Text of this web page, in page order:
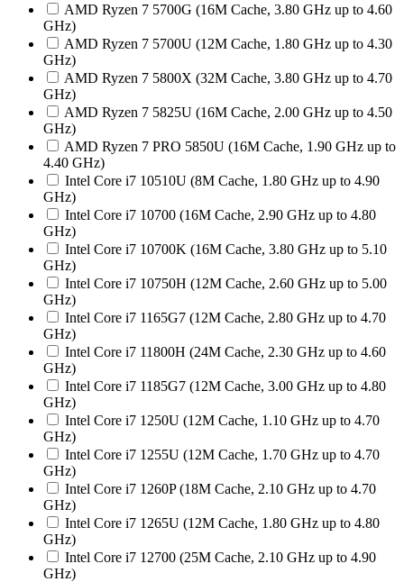
AMD Ryzen 7 5700G (16M Cache, 3.80 GHz up to 4.60
GHz)
AMD Ryzen 7 5700U (12M Cache, 1.80 GHz up to 4.30
GHz)
AMD Ryzen 7 5800X (32M Cache, 3.80 GHz up to 4.70
GHz)
AMD Ryzen 7 5825U (16M Cache, 2.00 GHz up to 4.50
GHz)
AMD Ryzen 7 PRO 5850U (16M Cache, 1.90 GHz up to
4.40 GHz)
Intel Core i7 10510U (8M Cache, 1.80 GHz up to 4.90
GHz)
Intel Core i7 10700 (16M Cache, 2.90 GHz up to 4.80
GHz)
Intel Core i7 10700K (16M Cache, 3.80 GHz up to 5.10
GHz)
Intel Core i7 10750H (12M Cache, 2.60 GHz up to 5.00
GHz)
Intel Core i7 1165G7 (12M Cache, 2.80 GHz up to 4.70
GHz)
Intel Core i7 11800H (24M Cache, 2.30 GHz up to 4.60
GHz)
Intel Core i7 1185G7 (12M Cache, 3.00 GHz up to 4.80
GHz)
Intel Core i7 1250U (12M Cache, 1.10 GHz up to 4.70
GHz)
Intel Core i7 1255U (12M Cache, 1.70 GHz up to 4.70
GHz)
Intel Core i7 1260P (18M Cache, 2.10 GHz up to 4.70
GHz)
Intel Core i7 1265U (12M Cache, 1.80 GHz up to 4.80
GHz)
Intel Core i7 12700 (25M Cache, 2.10 GHz up to 4.90
GHz)